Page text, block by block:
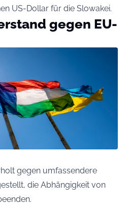
US-Dollar für die Slowakei.
gegen EU-
gegen umfassendere
die Abhängigkeit von